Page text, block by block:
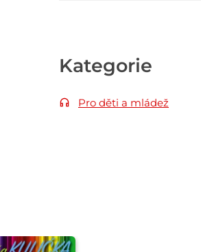
Kategorie
Pro děti a mládež